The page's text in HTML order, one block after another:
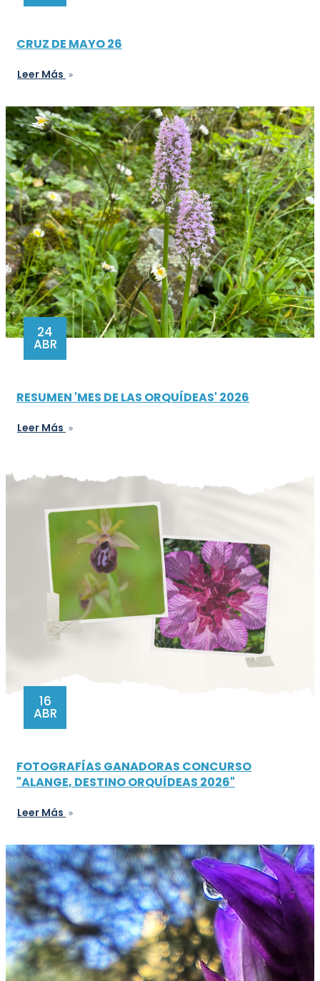
CRUZ DE MAYO 26
Leer Más
24
ABR
RESUMEN 'MES DE LAS ORQUÍDEAS' 2026
Leer Más
16
ABR
FOTOGRAFÍAS GANADORAS CONCURSO
"ALANGE, DESTINO ORQUÍDEAS 2026"
Leer Más